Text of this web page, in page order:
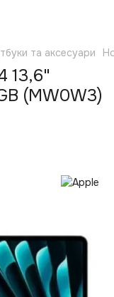
та аксесуари
13,6"
(MW0W3)